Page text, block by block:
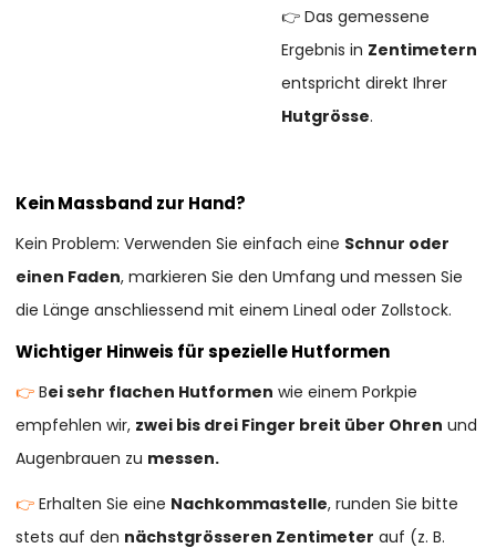
👉 Das gemessene
Ergebnis in Zentimetern
entspricht direkt Ihrer
Hutgrösse.
Kein Massband zur Hand?
Kein Problem: Verwenden Sie einfach eine Schnur oder
einen Faden, markieren Sie den Umfang und messen Sie
die Länge anschliessend mit einem Lineal oder Zollstock.
Wichtiger Hinweis für spezielle Hutformen
👉Bei sehr flachen Hutformen wie einem Porkpie
empfehlen wir, zwei bis drei Finger breit über Ohren und
Augenbrauen zu messen.
👉Erhalten Sie eine Nachkommastelle, runden Sie bitte
stets auf den nächstgrösseren Zentimeter auf (z. B.